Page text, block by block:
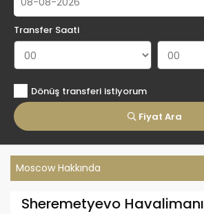
Transfer Saati
Fiyat Ara
Dönüş transferi istiyorum
Moscow Hakkında
Sheremetyevo Havalimanı